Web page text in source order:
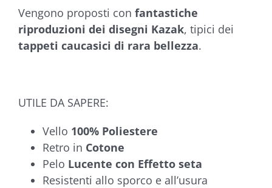
Vengono proposti con fantastiche
riproduzioni dei disegni Kazak, tipici dei
tappeti caucasici di rara bellezza.
UTILE DA SAPERE:
Vello 100% Poliestere
Retro in Cotone
Pelo Lucente con Effetto seta
Resistenti allo sporco e all’usura